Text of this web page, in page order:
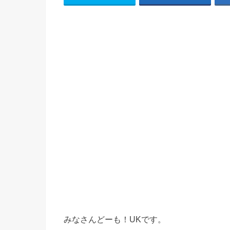
みなさんどーも！UKです。